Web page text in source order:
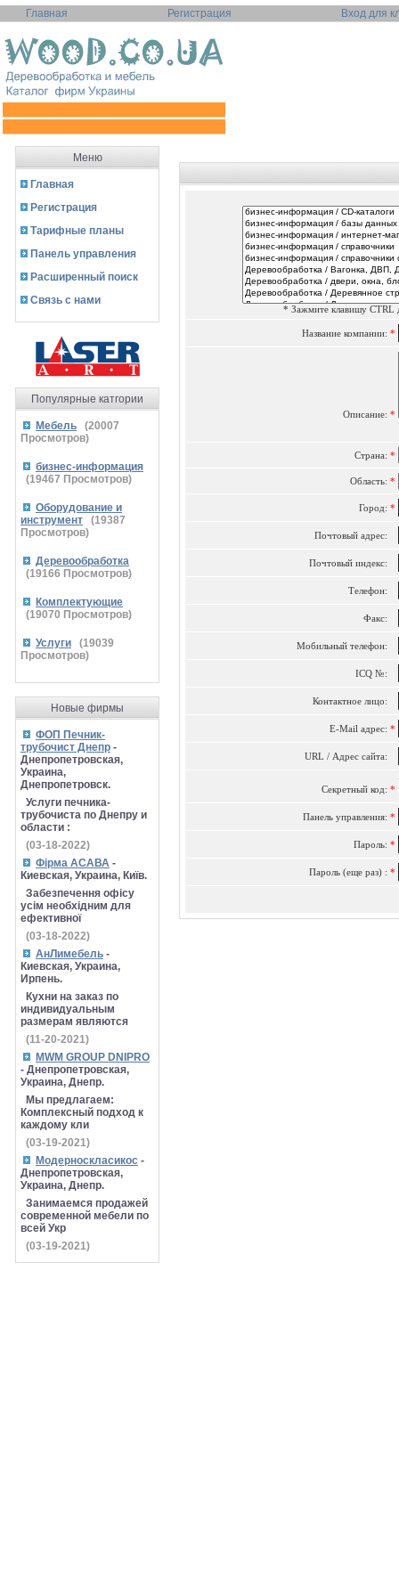
Главная Регистрация Вход для
Меню
Главная
Регистрация
Тарифные планы
Панель управления
Расширенный поиск
Связь с нами
Популярные катгории
Мебель (20007
Просмотров)
бизнес-информация
(19467 Просмотров)
Оборудование и
инструмент
(19387
Просмотров)
Деревообработка
(19166 Просмотров)
Комплектующие
(19070 Просмотров)
Услуги (19039
Просмотров)
Новые фирмы
ФОП Печник-
трубочист Днепр -
Днепропетровская,
Украина,
Днепропетровск.
Услуги печника-
трубочиста по Днепру и
области :
(03-18-2022)
Фірма АСАВА -
Киевская, Украина, Київ.
Забезпечення офісу
усім необхідним для
ефективної
(03-18-2022)
АнЛимебель -
Киевская, Украина,
Ирпень.
Кухни на заказ по
индивидуальным
размерам являются
(11-20-2021)
MWM GROUP DNIPRO
- Днепропетровская,
Украина, Днепр.
Мы предлагаем:
Комплексный подход к
каждому кли
(03-19-2021)
Модерноскласикос -
Днепропетровская,
Украина, Днепр.
Занимаемся продажей
современной мебели по
всей Укр
(03-19-2021)
* Зажмите клавишу CTRL
Название компании: *
Описание: *
Страна: *
Область: *
Город: *
Почтовый адрес:
Почтовый индекс:
Телефон:
Факс:
Мобильный телефон:
ICQ №:
Контактное лицо:
E-Mail адрес: *
URL / Адрес сайта:
Секретный код: *
Панель управления: *
Пароль: *
Пароль (еще раз) : *